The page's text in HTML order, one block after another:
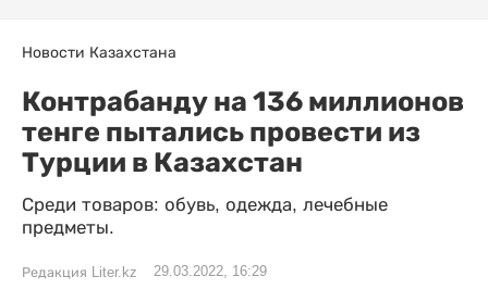
Новости Казахстана
Контрабанду на 136 миллионов
тенге пытались провести из
Турции в Казахстан
Среди товаров: обувь, одежда, лечебные
предметы.
Редакция Liter.kz 29.03.2022, 16:29